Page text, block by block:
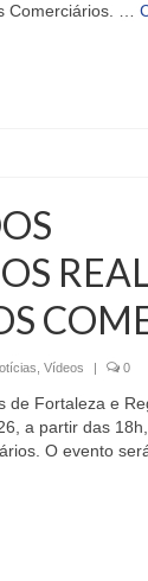
Comerciários. …
Vídeos | 0
de Fortaleza e
a partir das
O evento